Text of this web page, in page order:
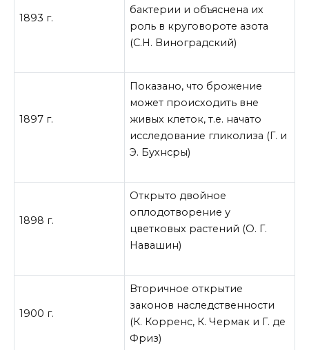
1893 г.
бактерии и объяснена их
роль в круговороте азота
(С.Н. Виноградский)
1897 г.
Показано, что брожение
может происходить вне
живых клеток, т.е. начато
исследование гликолиза (Г. и
Э. Бухнсры)
1898 г.
Открыто двойное
оплодотворение у
цветковых растений (О. Г.
Навашин)
1900 г.
Вторичное открытие
законов наследственности
(К. Корренс, К. Чермак и Г. де
Фриз)